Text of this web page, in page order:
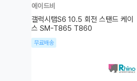
에이드비
갤럭시탭S6 10.5 회전 스탠드 케이
스 SM-T865 T860
무료배송